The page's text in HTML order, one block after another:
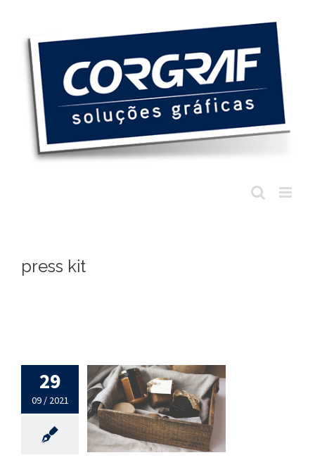
conteúdo
press kit
29
09 / 2021
Por que ter um press
kit bem feito em sua
empresa de pequeno